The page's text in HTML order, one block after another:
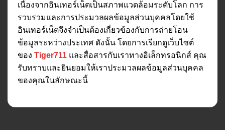
เนื่องจากอินเทอร์เน็ตเป็นสภาพแวดล้อมระดับโลก การ
รวบรวมและการประมวลผลข้อมูลส่วนบุคคลโดยใช้
อินเทอร์เน็ตจึงจำเป็นต้องเกี่ยวข้องกับการถ่ายโอน
ข้อมูลระหว่างประเทศ ดังนั้น โดยการเรียกดูเว็บไซต์
ของ Tiger711 และสื่อสารกับเราทางอิเล็กทรอนิกส์ คุณ
รับทราบและยินยอมให้เราประมวลผลข้อมูลส่วนบุคคล
ของคุณในลักษณะนี้